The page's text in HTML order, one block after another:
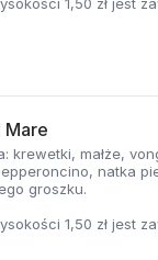
krewetki, małże,
natka
groszku.
1,50 zł jest